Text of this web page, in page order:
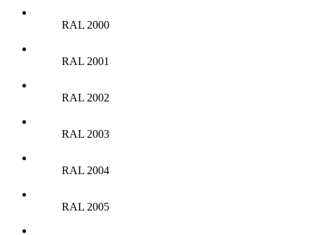
RAL 2000
RAL 2001
RAL 2002
RAL 2003
RAL 2004
RAL 2005